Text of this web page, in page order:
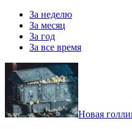
За неделю
За месяц
За год
За все время
Новая